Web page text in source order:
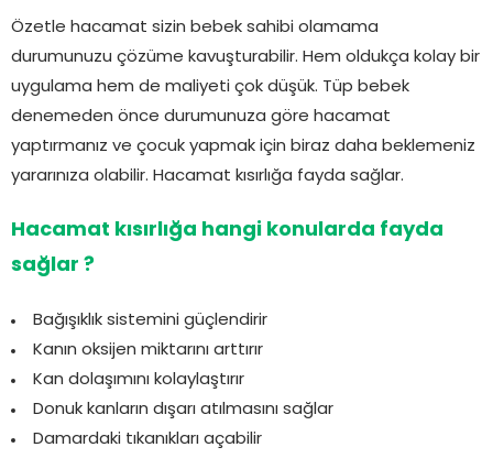
Özetle hacamat sizin bebek sahibi olamama
durumunuzu çözüme kavuşturabilir. Hem oldukça kolay bir
uygulama hem de maliyeti çok düşük. Tüp bebek
denemeden önce durumunuza göre hacamat
yaptırmanız ve çocuk yapmak için biraz daha beklemeniz
yararınıza olabilir. Hacamat kısırlığa fayda sağlar.
Hacamat kısırlığa hangi konularda fayda
sağlar ?
Bağışıklık sistemini güçlendirir
Kanın oksijen miktarını arttırır
Kan dolaşımını kolaylaştırır
Donuk kanların dışarı atılmasını sağlar
Damardaki tıkanıkları açabilir